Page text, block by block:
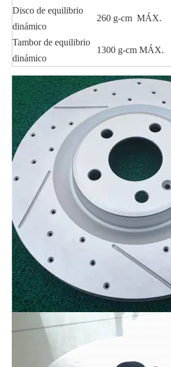
Disco de equilibrio
dinámico
260 g-cm MÁX.
Tambor de equilibrio
dinámico
1300 g-cm MÁX.